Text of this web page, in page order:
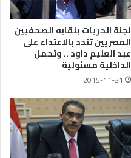
لجنة الحريات بنقابه الصحفيين
المصريين تندد بالاعتداء على
عبد العليم داود .. وتحمل
الداخلية مسئولية
2015-11-21